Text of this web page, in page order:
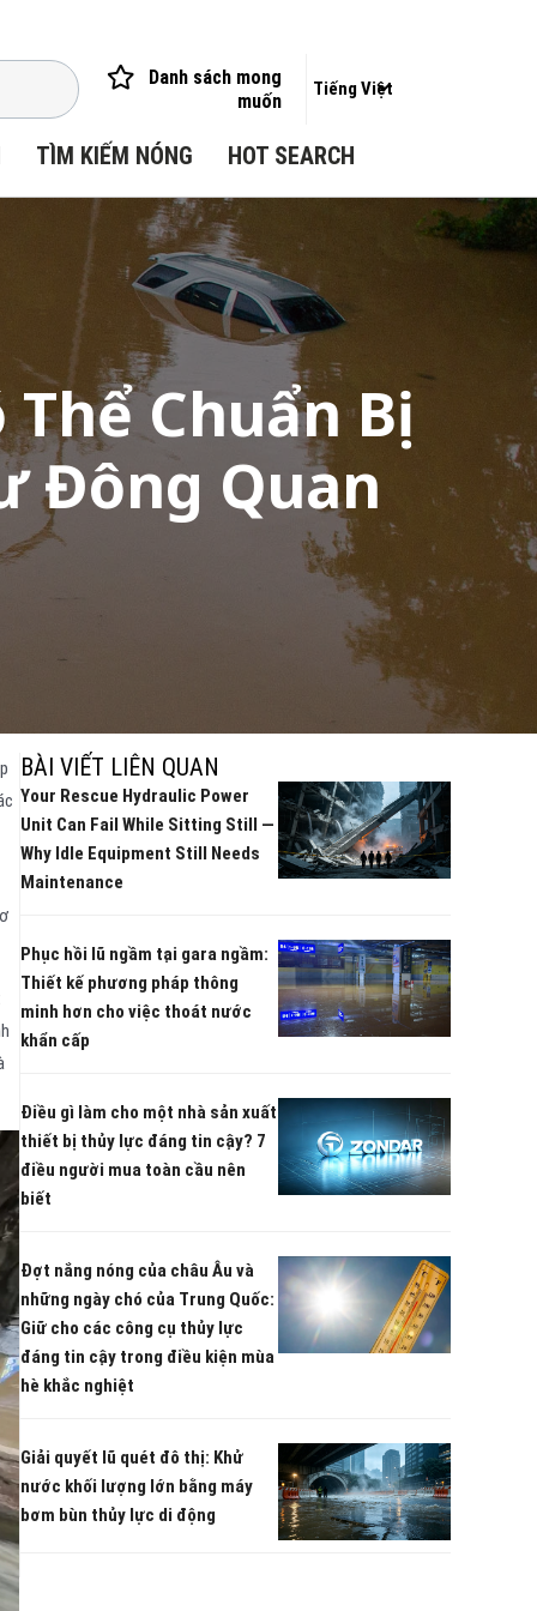
Danh sách mong
muốn
Tiếng Việt
TÌM KIẾM NÓNG HOT SEARCH
Chuẩn Bị
Đông Quan
BÀI VIẾT LIÊN QUAN
Your Rescue Hydraulic Power
Unit Can Fail While Sitting Still —
Why Idle Equipment Still Needs
Maintenance
Phục hồi lũ ngầm tại gara ngầm:
Thiết kế phương pháp thông
minh hơn cho việc thoát nước
khẩn cấp
Điều gì làm cho một nhà sản xuất
thiết bị thủy lực đáng tin cậy? 7
điều người mua toàn cầu nên
biết
Đợt nắng nóng của châu Âu và
những ngày chó của Trung Quốc:
Giữ cho các công cụ thủy lực
đáng tin cậy trong điều kiện mùa
hè khắc nghiệt
Giải quyết lũ quét đô thị: Khử
nước khối lượng lớn bằng máy
bơm bùn thủy lực di động